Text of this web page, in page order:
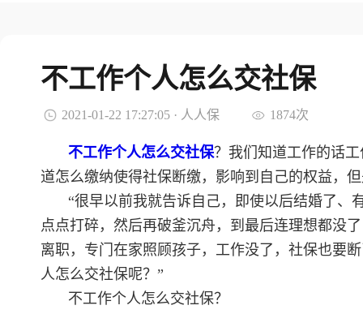
不工作个人怎么交社保
2021-01-22 17:27:05 · 人人保 1874次
不工作个人怎么交社保？我们知道工作的话
道怎么缴纳使得社保断缴，影响到自己的权益，
“很早以前我就告诉自己，即使以后结婚了、
点点打碎，然后再破釜沉舟，到最后连理想都没
离职，专门在家照顾孩子，工作没了，社保也要
人怎么交社保呢？”
不工作个人怎么交社保？